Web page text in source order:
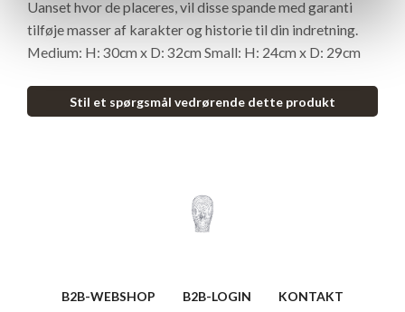
Uanset hvor de placeres, vil disse spande med garanti
tilføje masser af karakter og historie til din indretning.
Medium: H: 30cm x D: 32cm Small: H: 24cm x D: 29cm
Stil et spørgsmål vedrørende dette produkt
B2B-WEBSHOP B2B-LOGIN KONTAKT